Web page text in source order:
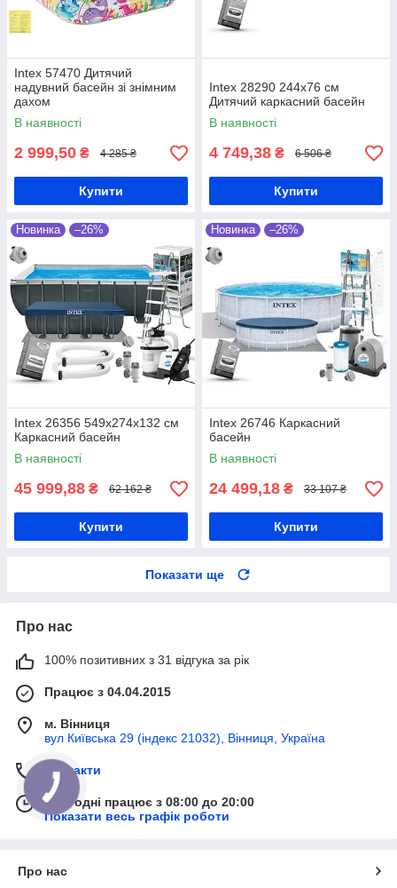
Intex 57470 Дитячий
надувний басейн зі знімним
дахом
В наявності
2 999,50 ₴ 4 285 ₴
Купити
Intex 28290 244х76 см
Дитячий каркасний басейн
В наявності
4 749,38 ₴ 6 506 ₴
Купити
Новинка –26%
Intex 26356 549х274х132 см
Каркасний басейн
В наявності
45 999,88 ₴ 62 162 ₴
Купити
Новинка –26%
Intex 26746 Каркасний
басейн
В наявності
24 499,18 ₴ 33 107 ₴
Купити
Показати ще
Про нас
100% позитивних з 31 відгука за рік
Працює з 04.04.2015
м. Вінниця
вул Київська 29 (індекс 21032), Вінниця, Україна
Контакти
Сьогодні працює з 08:00 до 20:00
Показати весь графік роботи
Про нас